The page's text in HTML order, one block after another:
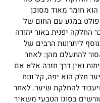
הוא חומר מאוד מסוכן
במגע עם החום של
החלקה יפנית באור יהודה
ליתרונות הרבים של
להתעלם מהן: לאחר
ואין דרך חזרה אלא אם
חלק הוא יפה, קל ונוח
להחלקת שיער. לאחר
בסוגו הטבעי משאיר